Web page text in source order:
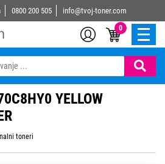
0800 200 505 info@tvoj-toner.com
0
YELLOW
toneri